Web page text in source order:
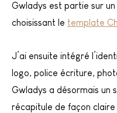
Gwladys est partie sur
choisissant le template
J’ai ensuite intégré
logo, police écriture,
Gwladys a désormais un
récapitule de façon claire